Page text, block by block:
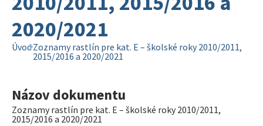
2020/2021
ÚvodZoznamy rastlín pre kat. E – školské roky 2010/2011,
2015/2016 a 2020/2021
Názov dokumentu
Zoznamy rastlín pre kat. E – školské roky 2010/2011,
2015/2016 a 2020/2021